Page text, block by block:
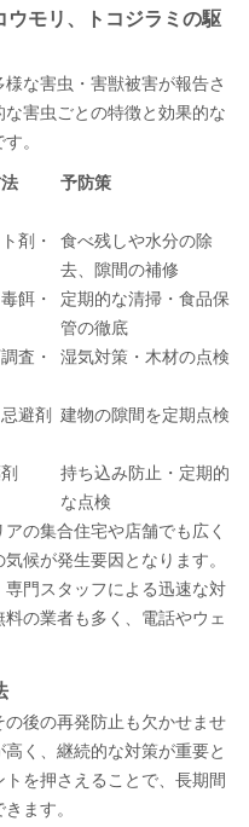
モリ、トコジラミの駆
な害虫・害獣被害が報告さ
害虫ごとの特徴と効果的な
。
予防策
剤・ 食べ残しや水分の除
去、隙間の補修
餌・
定期的な清掃・食品保
管の徹底
査・
湿気対策・木材の点検
避剤 建物の隙間を定期点検
持ち込み防止・定期的
な点検
の集合住宅や店舗でも広く
候が発生要因となります。
門スタッフによる迅速な対
の業者も多く、電話やウェ
後の再発防止も欠かせませ
く、継続的な対策が重要と
を押さえることで、長期間
ます。